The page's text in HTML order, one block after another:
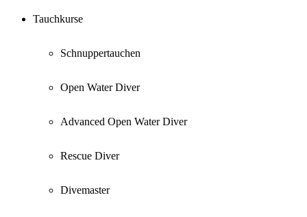
Tauchkurse
Schnuppertauchen
Open Water Diver
Advanced Open Water Diver
Rescue Diver
Divemaster